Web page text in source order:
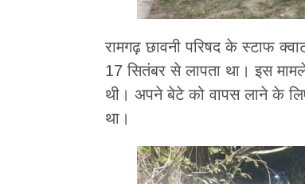
रामगढ़ छावनी परिषद के स्टाफ
17 सितंबर से लापता था। इस
थी। अपने बेटे को वापस लाने के
था।